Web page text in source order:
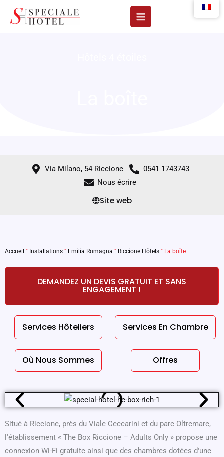
Via Milano, 54 Riccione
0541 1743743
Nous écrire
Site web
Accueil " Installations " Emilia Romagna " Riccione Hôtels " La boîte
DEMANDEZ UN DEVIS GRATUIT ET SANS
ENGAGEMENT !
Services Hôteliers Services En Chambre
Où Nous Sommes Offres
Situé à Riccione, près du Viale Ceccarini et du parc Oltremare,
l'établissement « The Box Riccione – Adults Only » propose une
connexion Wi-Fi gratuite ainsi que des chambres dotées d'une